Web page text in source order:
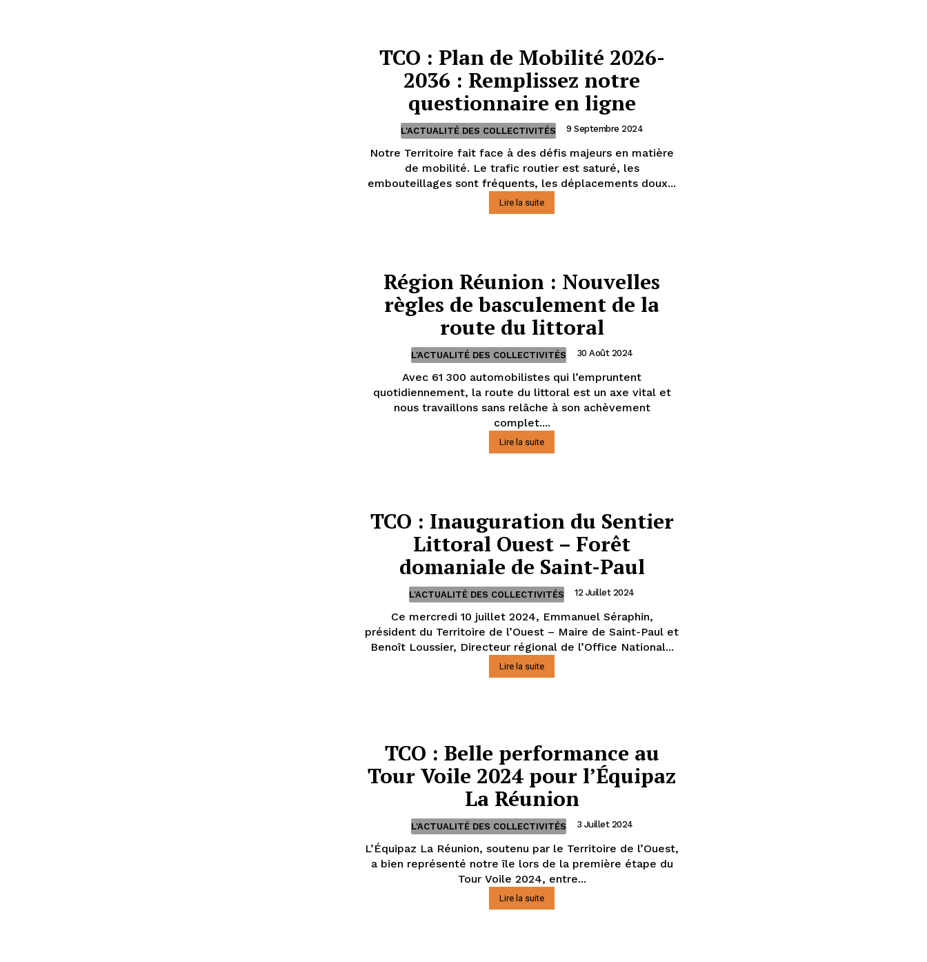
TCO : Plan de Mobilité 2026-
2036 : Remplissez notre
questionnaire en ligne
L'ACTUALITÉ DES COLLECTIVITÉS 9 Septembre 2024
Notre Territoire fait face à des défis majeurs en matière
de mobilité. Le trafic routier est saturé, les
embouteillages sont fréquents, les déplacements doux...
Lire la suite
Région Réunion : Nouvelles
règles de basculement de la
route du littoral
L'ACTUALITÉ DES COLLECTIVITÉS 30 Août 2024
Avec 61 300 automobilistes qui l’empruntent
quotidiennement, la route du littoral est un axe vital et
nous travaillons sans relâche à son achèvement
complet....
Lire la suite
TCO : Inauguration du Sentier
Littoral Ouest – Forêt
domaniale de Saint-Paul
L'ACTUALITÉ DES COLLECTIVITÉS 12 Juillet 2024
Ce mercredi 10 juillet 2024, Emmanuel Séraphin,
président du Territoire de l’Ouest – Maire de Saint-Paul et
Benoît Loussier, Directeur régional de l’Office National...
Lire la suite
TCO : Belle performance au
Tour Voile 2024 pour l’Équipaz
La Réunion
L'ACTUALITÉ DES COLLECTIVITÉS 3 Juillet 2024
L’Équipaz La Réunion, soutenu par le Territoire de l’Ouest,
a bien représenté notre île lors de la première étape du
Tour Voile 2024, entre...
Lire la suite